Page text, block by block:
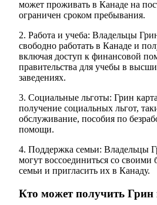
может проживать в Канаде на
ограничен сроком пребывания.
2. Работа и учеба: Владельцы
свободно работать в Канаде и
включая доступ к финансовой
правительства для учебы в
заведениях.
3. Социальные льготы: Грин
получение социальных льгот,
обслуживание, пособия по
помощи.
4. Поддержка семьи: Владельцы
могут воссоединиться со своими
семьи и пригласить их в Канаду.
Кто может получить